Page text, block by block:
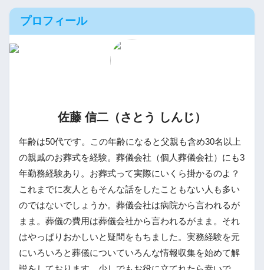
プロフィール
佐藤 信二（さとう しんじ）
年齢は50代です。この年齢になると父親も含め30名以上
の親戚のお葬式を経験。葬儀会社（個人葬儀会社）にも3
年勤務経験あり。お葬式って実際にいくら掛かるのよ？
これまでに友人ともそんな話をしたこともない人も多い
のではないでしょうか。葬儀会社は病院から言われるが
まま。葬儀の費用は葬儀会社から言われるがまま。それ
はやっぱりおかしいと疑問をもちました。実務経験を元
にいろいろと葬儀についていろんな情報収集を始めて解